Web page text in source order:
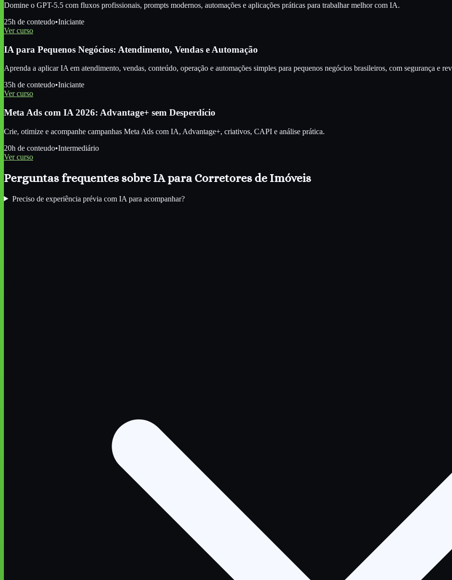
Domine o GPT-5.5 com fluxos profissionais, prompts modernos, automações e aplicações práticas para trabalhar melhor com IA.
25h de conteudo•Iniciante
Ver curso
IA para Pequenos Negócios: Atendimento, Vendas e Automação
Aprenda a aplicar IA em atendimento, vendas, conteúdo, operação e automações simples para pequenos negócios brasileiros, com segurança e
35h de conteudo•Iniciante
Ver curso
Meta Ads com IA 2026: Advantage+ sem Desperdício
Crie, otimize e acompanhe campanhas Meta Ads com IA, Advantage+, criativos, CAPI e análise prática.
20h de conteudo•Intermediário
Ver curso
Perguntas frequentes sobre IA para Corretores de Imóveis
Preciso de experiência prévia com IA para acompanhar?